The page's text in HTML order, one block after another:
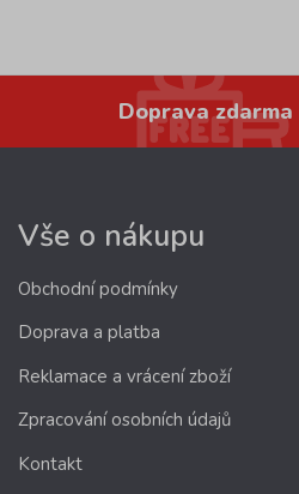
Doprava zdarma
Vše o nákupu
Obchodní podmínky
Doprava a platba
Reklamace a vrácení zboží
Zpracování osobních údajů
Kontakt